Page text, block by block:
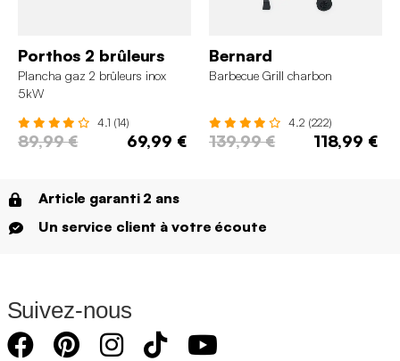
Porthos 2 brûleurs
Plancha gaz 2 brûleurs inox
5kW
4.1 (14)
89,99 € 69,99 €
Bernard
Barbecue Grill charbon
4.2 (222)
139,99 € 118,99 €
Article garanti 2 ans
Un service client à votre écoute
Suivez-nous